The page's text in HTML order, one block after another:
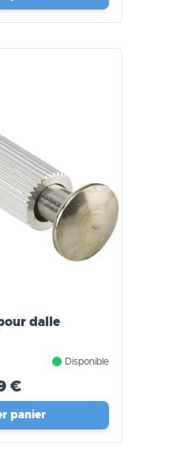
dalle
Disponible
€
panier